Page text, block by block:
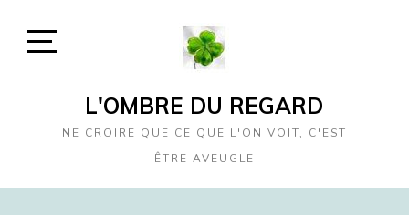
SidebarL'OMBRE DU REGARD
NE CROIRE QUE CE QUE L'ON VOIT, C'EST
ÊTRE AVEUGLE